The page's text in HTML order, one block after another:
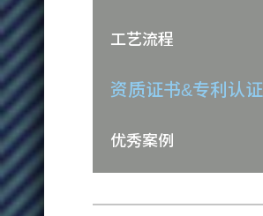
工艺流程
资质证书&专利认证
优秀案例